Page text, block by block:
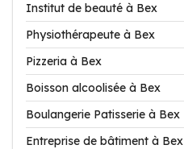
Institut de beauté à Bex
Physiothérapeute à Bex
Pizzeria à Bex
Boisson alcoolisée à Bex
Boulangerie Patisserie à Bex
Entreprise de bâtiment à Bex